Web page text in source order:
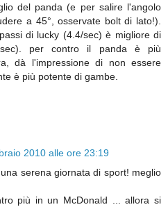
del panda (e per salire l'angolo
a 45°, osservate bolt di lato!).
di lucky (4.4/sec) è migliore di
per contro il panda è più
dà l'impressione di non essere
è più potente di gambe.
2010 alle ore 23:19
serena giornata di sport! meglio
più in un McDonald ... allora si